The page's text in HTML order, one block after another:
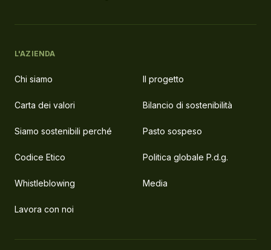
L'AZIENDA
Chi siamo Il progetto
Carta dei valori Bilancio di sostenibilità
Siamo sostenibili perché Pasto sospeso
Codice Etico Politica globale P.d.g.
Whistleblowing Media
Lavora con noi